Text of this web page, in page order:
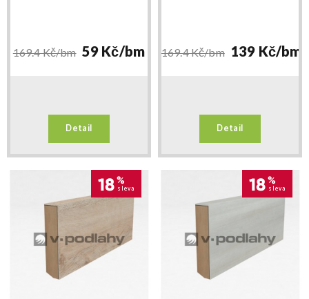
169.4 Kč/bm 59 Kč/bm
Detail
169.4 Kč/bm 139 Kč/bm
Detail
18%
sleva 18%
sleva